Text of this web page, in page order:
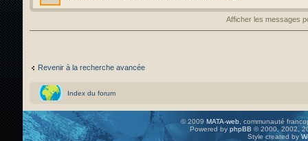
Afficher les messages
Revenir à la recherche avancée
Index du forum
© 2009 MATA-web , communauté
Powered by phpBB © 2000, 2002,
Style created by